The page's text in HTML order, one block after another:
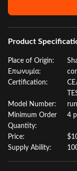
Product
Place of Origin:
Επωνυμία:
Certification:
Model Number:
Minimum Order
Quantity:
4
Price:
Supply Ability: